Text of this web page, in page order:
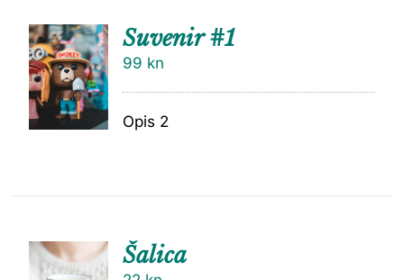
DODAJ
U
KOŠARI
CU
Suvenir #1
99 kn
Opis 2
DODAJ
Šalica